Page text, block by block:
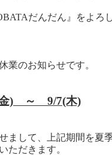
だんだん』をよろ
業のお知らせです。
) ～ 9/7(木)
まして、上記期間を夏
ただきます。